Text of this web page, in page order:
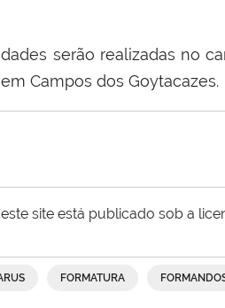
serão realizadas no
Campos dos Goytacazes.
site está publicado sob a
FORMATURA